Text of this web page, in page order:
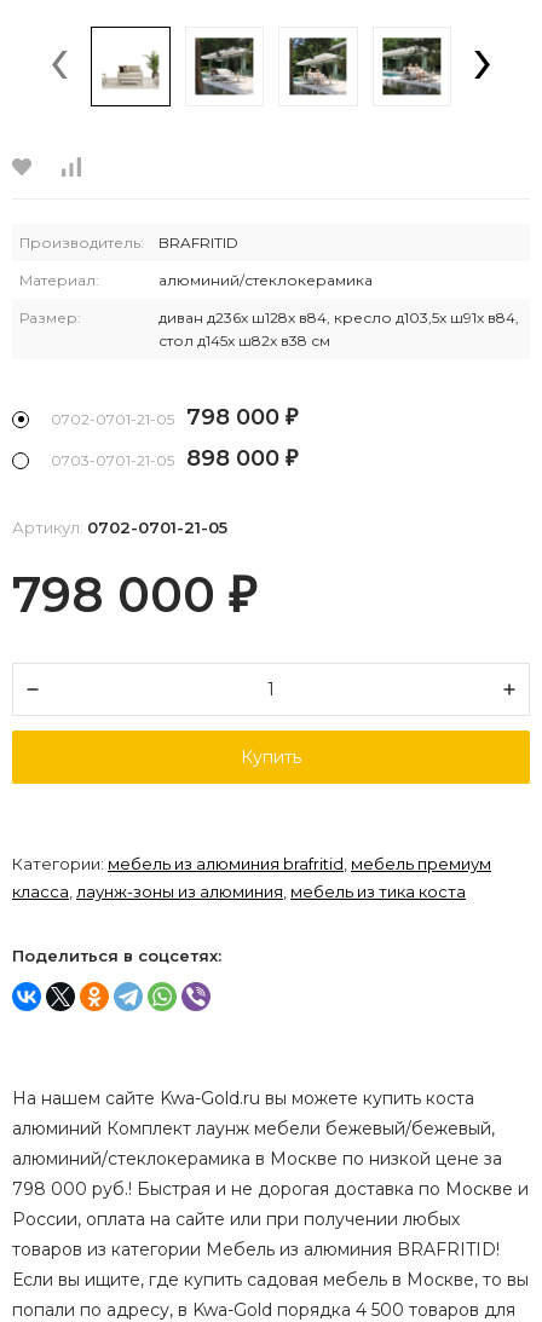
‹ ›
Производитель: BRAFRITID
Материал: алюминий/стеклокерамика
Размер:
диван д236х ш128х в84, кресло д103,5х ш91х в84,
стол д145х ш82х в38 см
0702-0701-21-05 798 000 ₽
0703-0701-21-05 898 000 ₽
Артикул: 0702-0701-21-05
798 000 ₽
Купить
Категории: мебель из алюминия brafritid, мебель премиум
класса,лаунж-зоны из алюминия, мебель из тика коста
Поделиться в соцсетях:
На нашем сайте Kwa-Gold.ru вы можете купить коста
алюминий Комплект лаунж мебели бежевый/бежевый,
алюминий/стеклокерамика в Москве по низкой цене за
798 000 руб.! Быстрая и не дорогая доставка по Москве и
России, оплата на сайте или при получении любых
товаров из категории Мебель из алюминия BRAFRITID!
Если вы ищите, где купить садовая мебель в Москве, то вы
попали по адресу, в Kwa-Gold порядка 4 500 товаров для